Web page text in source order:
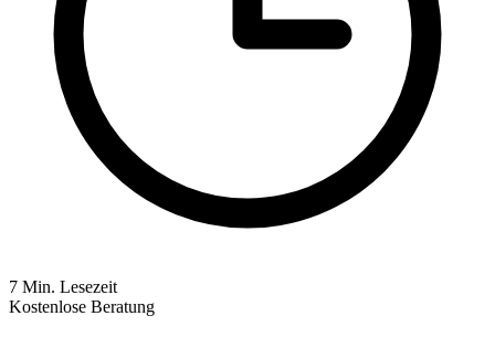
7 Min. Lesezeit
Kostenlose Beratung